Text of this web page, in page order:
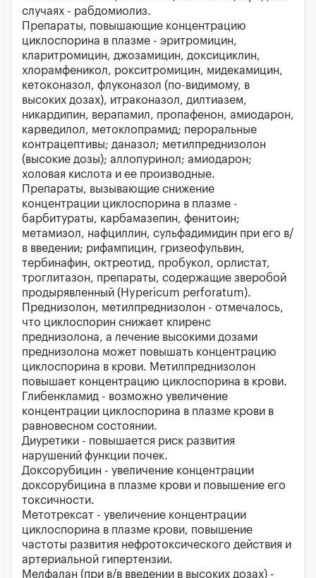
случаях - рабдомиолиз.
Препараты, повышающие концентрацию
циклоспорина в плазме - эритромицин,
кларитромицин, джозамицин, доксициклин,
хлорамфеникол, рокситромицин, мидекамицин,
кетоконазол, флуконазол (по-видимому, в
высоких дозах), итраконазол, дилтиазем,
никардипин, верапамил, пропафенон, амиодарон,
карведилол, метоклопрамид; пероральные
контрацептивы; даназол; метилпреднизолон
(высокие дозы); аллопуринол; амиодарон;
холовая кислота и ее производные.
Препараты, вызывающие снижение
концентрации циклоспорина в плазме -
барбитураты, карбамазепин, фенитоин;
метамизол, нафциллин, сульфадимидин при его в/
в введении; рифампицин, гризеофульвин,
тербинафин, октреотид, пробукол, орлистат,
троглитазон, препараты, содержащие зверобой
продырявленный (Нypericum perforatum).
Преднизолон, метилпреднизолон - отмечалось,
что циклоспорин снижает клиренс
преднизолона, а лечение высокими дозами
преднизолона может повышать концентрацию
циклоспорина в крови. Метилпреднизолон
повышает концентрацию циклоспорина в крови.
Глибенкламид - возможно увеличение
концентрации циклоспорина в плазме крови в
равновесном состоянии.
Диуретики - повышается риск развития
нарушений функции почек.
Доксорубицин - увеличение концентрации
доксорубицина в плазме крови и повышение его
токсичности.
Метотрексат - увеличение концентрации
циклоспорина в плазме крови, повышение
частоты развития нефротоксического действия и
артериальной гипертензии.
Мелфалан (при в/в введении в высоких дозах) -